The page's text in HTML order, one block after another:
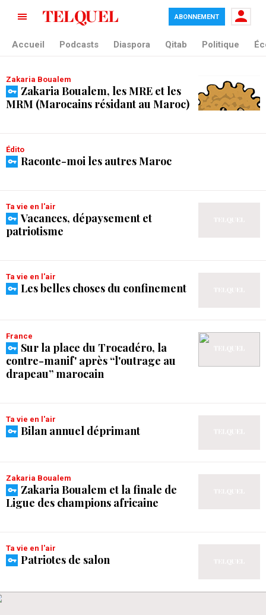
tag blade
ABONNEMENT
Accueil Podcasts Diaspora Qitab Politique
Zakaria Boualem
Zakaria Boualem, les MRE et les
MRM (Marocains résidant au Maroc)
Édito
Raconte-moi les autres Maroc
Ta vie en l'air
Vacances, dépaysement et
patriotisme
Ta vie en l'air
Les belles choses du confinement
France
Sur la place du Trocadéro, la
contre-manif' après “l'outrage au
drapeau” marocain
Ta vie en l'air
Bilan annuel déprimant
Zakaria Boualem
Zakaria Boualem et la finale de
Ligue des champions africaine
Ta vie en l'air
Patriotes de salon